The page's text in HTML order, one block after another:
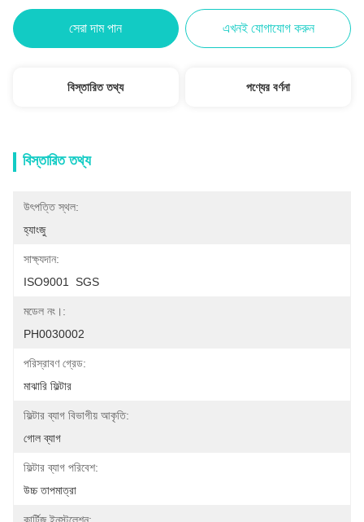
সেরা দাম পান এখনই যোগাযোগ করুন
বিস্তারিত তথ্য পণ্যের বর্ণনা
বিস্তারিত তথ্য
উৎপত্তি স্থল:
হ্যাংজু
সাক্ষ্যদান:
ISO9001  SGS
মডেল নং।:
PH0030002
পরিস্রাবণ গ্রেড:
মাঝারি ফিল্টার
ফিল্টার ব্যাগ বিভাগীয় আকৃতি:
গোল ব্যাগ
ফিল্টার ব্যাগ পরিবেশ:
উচ্চ তাপমাত্রা